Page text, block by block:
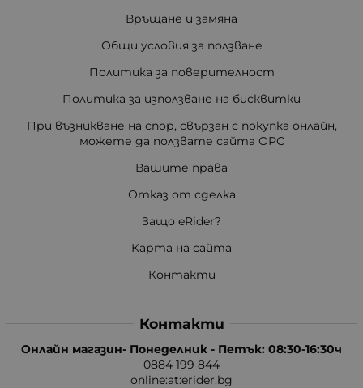
Връщане и замяна
Общи условия за ползване
Политика за поверителност
Политика за използване на бисквитки
При възникване на спор, свързан с покупка онлайн,
можете да ползвате сайта ОРС
Вашите права
Отказ от сделка
Защо eRider?
Карта на сайта
Контакти
Контакти
Онлайн магазин- Понеделник - Петък: 08:30-16:30ч
0884 199 844
online:at:erider.bg